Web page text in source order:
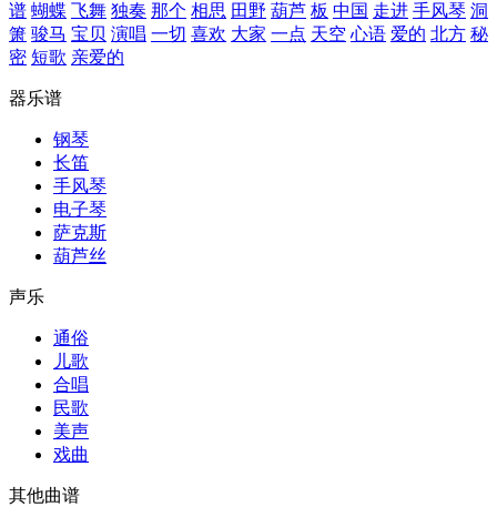
谱 蝴蝶 飞舞 独奏 那个 相思 田野 葫芦 板 中国 走进 手风琴 洞
箫 骏马 宝贝 演唱 一切 喜欢 大家 一点 天空 心语 爱的 北方 秘
密 短歌 亲爱的
器乐谱
钢琴
长笛
手风琴
电子琴
萨克斯
葫芦丝
声乐
通俗
儿歌
合唱
民歌
美声
戏曲
其他曲谱